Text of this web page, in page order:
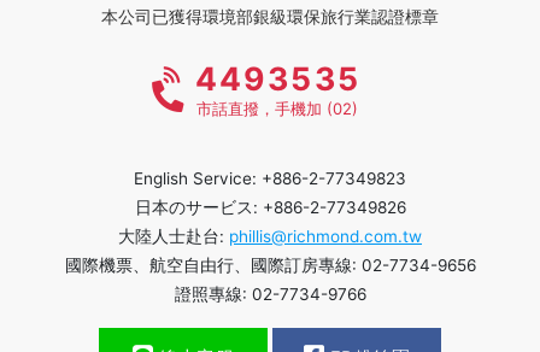
本公司已獲得環境部銀級環保旅行業認證標章
4493535
市話直撥，手機加 (02)
English Service: +886-2-77349823
日本のサービス: +886-2-77349826
大陸人士赴台: phillis@richmond.com.tw
國際機票、航空自由行、國際訂房專線: 02-7734-9656
證照專線: 02-7734-9766